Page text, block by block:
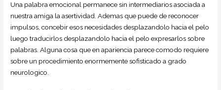
Una palabra emocional permanece sin intermediarios asociada a
nuestra amiga la asertividad. Ademas que puede de reconocer
impulsos, concebir esos necesidades desplazandolo hacia el pelo
luego traducirlos desplazandolo hacia el pelo expresarlos sobre
palabras. Alguna cosa que en apariencia parece comodo requiere
sobre un procedimiento enormemente sofisticado a grado
neurologico.